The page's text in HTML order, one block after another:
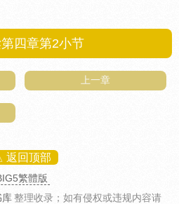
四章第2小节
上一章
返回顶部
繁體版
库整理收录 ；如有侵权或违规内容请